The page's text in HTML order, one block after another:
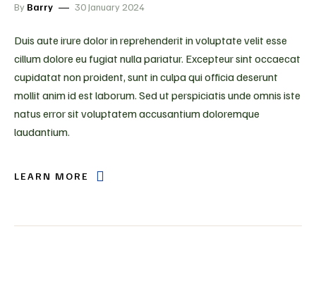
By Barry 30 January 2024
Duis aute irure dolor in reprehenderit in voluptate velit esse
cillum dolore eu fugiat nulla pariatur. Excepteur sint occaecat
cupidatat non proident, sunt in culpa qui officia deserunt
mollit anim id est laborum. Sed ut perspiciatis unde omnis iste
natus error sit voluptatem accusantium doloremque
laudantium.
LEARN MORE